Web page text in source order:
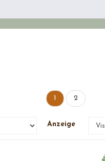
1 2
Anzeige